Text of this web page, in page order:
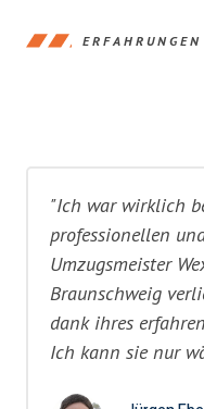
ERFAHRUNGEN
"Ich war wirklich
professionellen
Umzugsmeister
Braunschweig
dank ihres
Ich kann sie nur